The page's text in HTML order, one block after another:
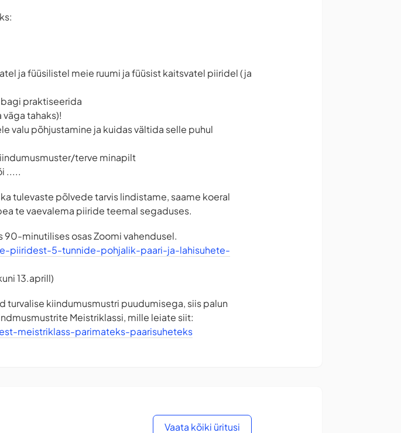
ja füüsilistel meie ruumi ja füüsist kaitsvatel piiridel (ja
praktiseerida
tahaks)!
valu põhjustamine ja kuidas vältida selle puhul
terve minapilt
.....
tulevaste põlvede tarvis lindistame, saame koeral
te vaevalema piiride teemal segaduses.
minutilises osas Zoomi vahendusel.
piiridest-5-tunnide-pohjalik-paari-ja-lahisuhete-
13.aprill)
kiindumusmustri puudumisega, siis palun
Meistriklassi, mille leiate siit:
meistriklass-parimateks-paarisuheteks
Vaata kõiki üritusi